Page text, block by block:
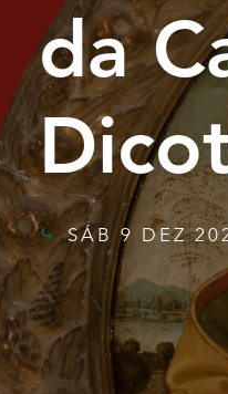
da
SÁB 9 DEZ